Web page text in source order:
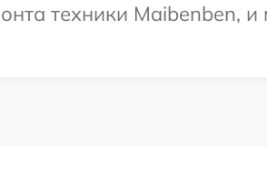
техники Maibenben, и